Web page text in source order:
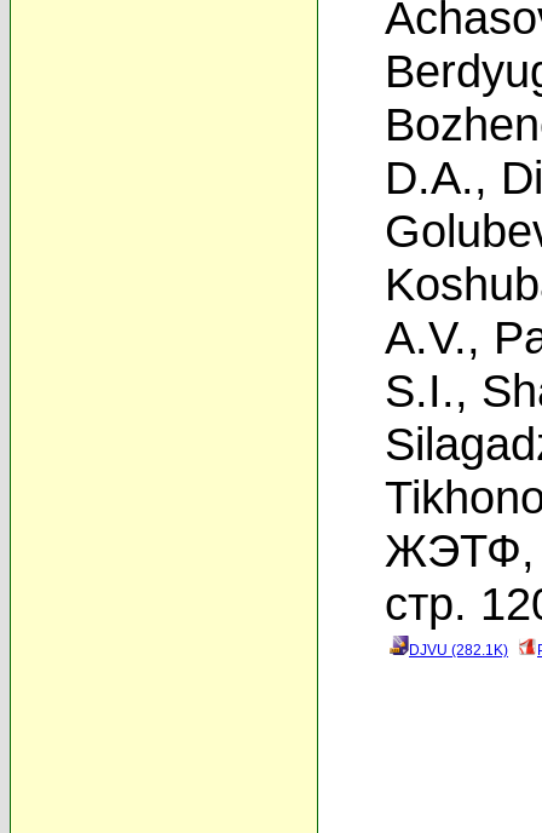
D.A.,
A.V.,
S.I.,
ЖЭТФ,
стр.
DJVU (282.1K)